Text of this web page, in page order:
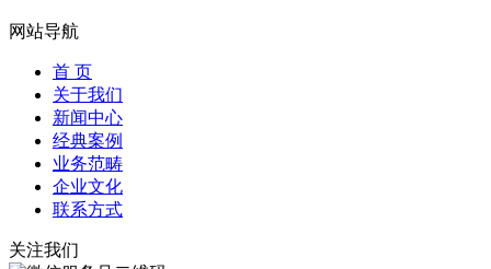
网站导航
首 页
关于我们
新闻中心
经典案例
业务范畴
企业文化
联系方式
关注我们